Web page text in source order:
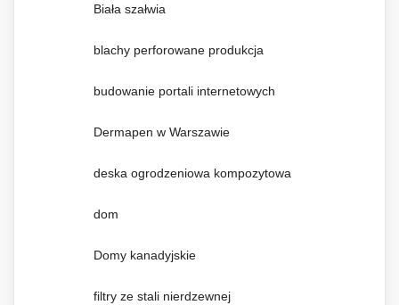
Biała szałwia
blachy perforowane produkcja
budowanie portali internetowych
Dermapen w Warszawie
deska ogrodzeniowa kompozytowa
dom
Domy kanadyjskie
filtry ze stali nierdzewnej